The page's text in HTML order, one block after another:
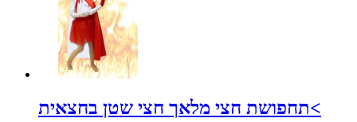
תחפושת חצי מלאך חצי שטן בחצאית<